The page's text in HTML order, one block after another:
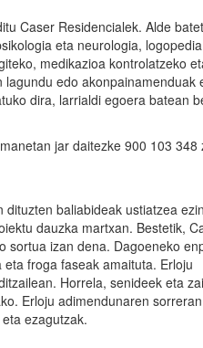
Caser Residencialek. Alde
eta neurologia,
medikazioa kontrolatzeko
edo akonpainamenduak
dira, larrialdi egoera batean
jar daitezke 900 103 348
baliabideak ustiatzea
dauzka martxan. Bestetik,
sortua izan dena. Dagoeneko
froga faseak amaituta. Erloju
Horrela, senideek eta
Erloju adimendunaren sorreran
ezagutzak.